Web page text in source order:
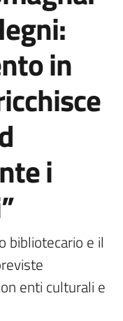
in
i
bibliotecario e il
enti culturali e